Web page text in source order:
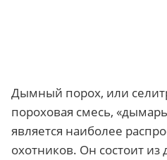
Дымный порох, или
пороховая смесь,
является наиболее
охотников. Он состоит из